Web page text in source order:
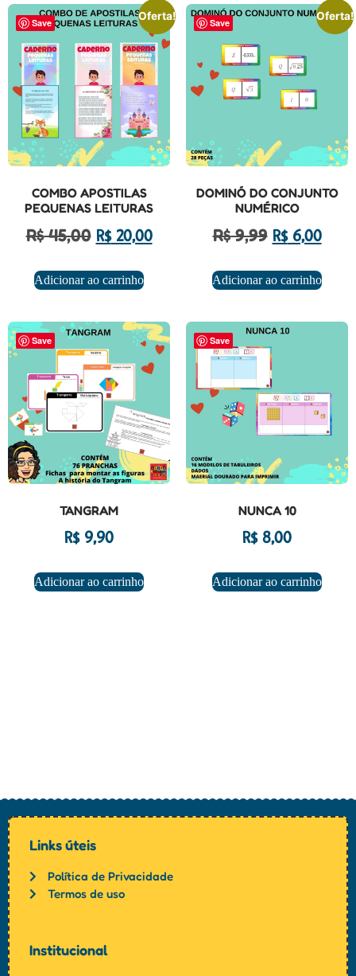
Save
Oferta!
COMBO APOSTILAS
PEQUENAS LEITURAS
R$45,00 R$20,00
Adicionar ao carrinho
Save
Oferta!
DOMINÓ DO CONJUNTO
NUMÉRICO
R$9,99 R$6,00
Adicionar ao carrinho
Save
TANGRAM
R$9,90
Adicionar ao carrinho
Save
NUNCA 10
R$8,00
Adicionar ao carrinho
Links úteis
Política de Privacidade
Termos de uso
Institucional